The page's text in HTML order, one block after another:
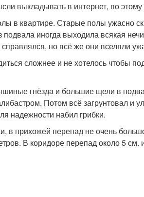
выкладывать в интернет, по
в квартире. Старые полы ужасно
иногда выходила всякая
но всё же они вселяли
сложнее и не хотелось чтобы
гнёзда и большие щели в
Потом всё загрунтовал и
надежности набил грибки.
в прихожей перепад не очень
В коридоре перепад около 5 см.